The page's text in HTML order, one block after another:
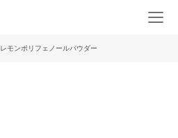
レモンポリフェノールパウダー